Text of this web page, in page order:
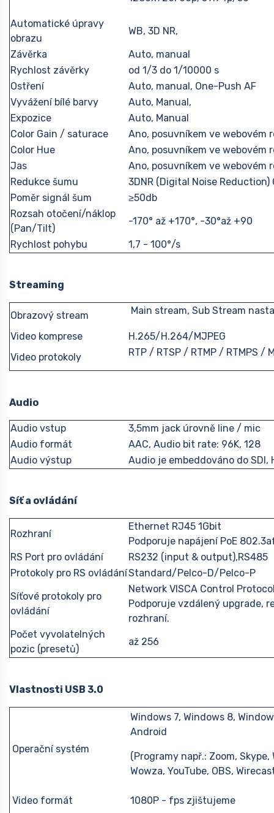
Automatické úpravy
obrazu
WB, 3D NR,
Závěrka
Auto, manual
Rychlost závěrky
od 1/3 do 1/10000 s
Ostření
Auto, manual, One-Push AF
Vyvážení bílé barvy
Auto, Manual,
Expozice
Auto, Manual
Color Gain / saturace
Ano, posuvníkem ve webovém
Color Hue
Ano, posuvníkem ve webovém
Jas
Ano, posuvníkem ve webovém
Redukce šumu
3DNR (Digital Noise Reduction)
Poměr signál šum
≥50db
Rozsah otočení/náklop
(Pan/Tilt)
-170° až +170°, -30°až +90
Rychlost pohybu
1,7 - 100°/s
Streaming
Obrazový stream Main stream, Sub Stream
Video komprese
H.265/H.264/MJPEG
Video protokoly
RTP / RTSP / RTMP / RTMPS /
Audio
Audio vstup
3,5mm jack úrovně line / mic
Audio formát
AAC, Audio bit rate: 96K, 128
Audio výstup
Audio je embeddováno do SDI,
Síť a ovládání
Rozhraní
Ethernet RJ45 1Gbit
Podporuje napájení PoE
RS Port pro ovládání
RS232 (input & output),RS485
Protokoly pro RS ovládáníStandard/Pelco-D/Pelco-P
Síťové protokoly pro
ovládání
Network VISCA Control
Podporuje vzdálený upgrade,
rozhraní.
Počet vyvolatelných
pozic (presetů)
až 256
Vlastnosti USB 3.0
Operační systém
Windows 7, Windows 8,
Android
(Programy např.: Zoom, Skype,
Wowza, YouTube, OBS,
Video formát
1080P - fps zjištujeme